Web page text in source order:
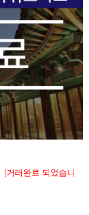
[거래완료 되었습니